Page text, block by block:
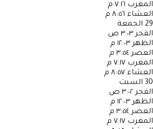
المغرب ٧:١٦ م
العشاء ٨:٥٦ م
29 الجمعة
الفجر ٣:٠٣ ص
الظهر ١٢:٠٣ م
العصر ٣:٥٤ م
المغرب ٧:١٧ م
العشاء ٨:٥٧ م
30 السبت
الفجر ٣:٠٢ ص
الظهر ١٢:٠٣ م
العصر ٣:٥٤ م
المغرب ٧:١٧ م